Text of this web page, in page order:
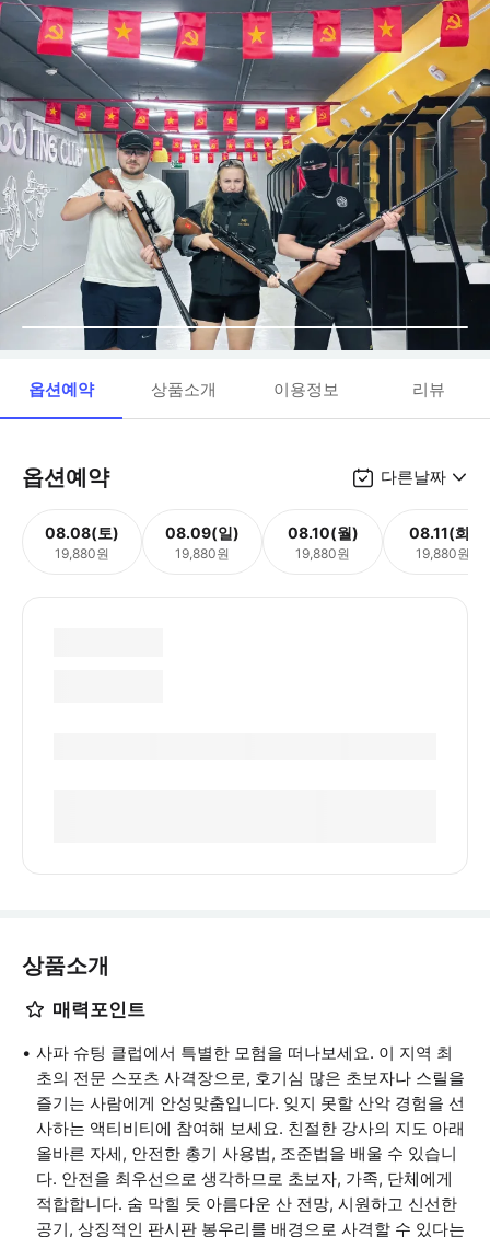
옵션예약 상품소개 이용정보 리뷰
옵션예약 다른날짜
08.08(토)
19,880원
08.09(일)
19,880원
08.10(월)
19,880원
08.11(화)
19,880원
상품소개
매력포인트
사파 슈팅 클럽에서 특별한 모험을 떠나보세요. 이 지역 최
초의 전문 스포츠 사격장으로, 호기심 많은 초보자나 스릴을
즐기는 사람에게 안성맞춤입니다. 잊지 못할 산악 경험을 선
사하는 액티비티에 참여해 보세요. 친절한 강사의 지도 아래
올바른 자세, 안전한 총기 사용법, 조준법을 배울 수 있습니
다. 안전을 최우선으로 생각하므로 초보자, 가족, 단체에게
적합합니다. 숨 막힐 듯 아름다운 산 전망, 시원하고 신선한
공기, 상징적인 판시판 봉우리를 배경으로 사격할 수 있다는